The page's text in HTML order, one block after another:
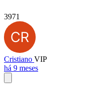
3971
Cristiano VIP
há 9 meses